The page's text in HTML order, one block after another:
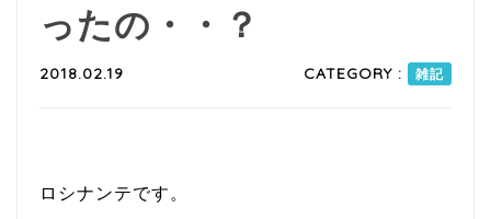
ったの・・？
2018.02.19 CATEGORY : 雑記
ロシナンテです。